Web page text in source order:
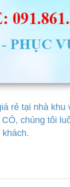
rẻ tại nhà
chúng tôi